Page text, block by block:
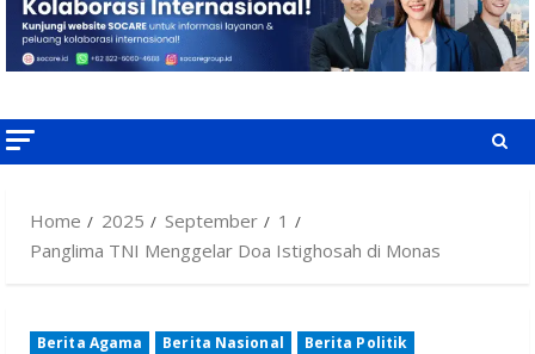
Home 2025 September
1
Panglima TNI Menggelar Doa Istighosah di Monas
Berita Agama Berita Nasional
Berita Politik